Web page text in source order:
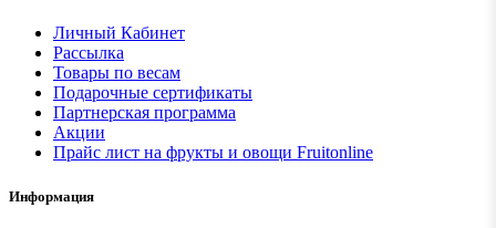
Личный Кабинет
Рассылка
Товары по весам
Подарочные сертификаты
Партнерская программа
Акции
Прайс лист на фрукты и овощи Fruitonline
Информация